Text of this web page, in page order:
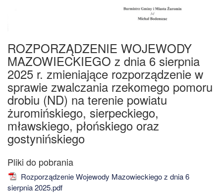
ROZPORZĄDZENIE WOJEWODY
MAZOWIECKIEGO z dnia 6 sierpnia
2025 r. zmieniające rozporządzenie w
sprawie zwalczania rzekomego pomoru
drobiu (ND) na terenie powiatu
żuromińskiego, sierpeckiego,
mławskiego, płońskiego oraz
gostynińskiego
Rozporządzenie Wojewody Mazowieckiego z dnia 6
sierpnia 2025.pdf